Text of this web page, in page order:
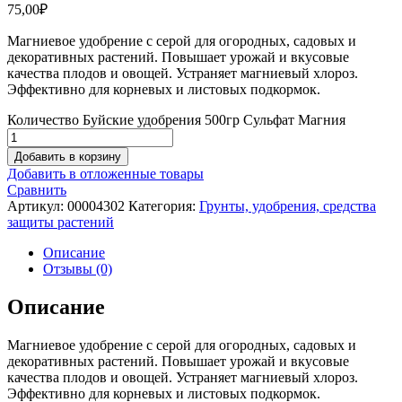
75,00₽
Магниевое удобрение с серой для огородных, садовых и
декоративных растений. Повышает урожай и вкусовые
качества плодов и овощей. Устраняет магниевый хлороз.
Эффективно для корневых и листовых подкормок.
Количество Буйские удобрения 500гр Сульфат Магния
Добавить в корзину
Добавить в отложенные товары
Сравнить
Артикул: 00004302 Категория: Грунты, удобрения, средства
защиты растений
Описание
Отзывы (0)
Описание
Магниевое удобрение с серой для огородных, садовых и
декоративных растений. Повышает урожай и вкусовые
качества плодов и овощей. Устраняет магниевый хлороз.
Эффективно для корневых и листовых подкормок.